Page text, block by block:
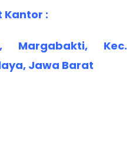
:
Margabakti, Kec.
Jawa Barat